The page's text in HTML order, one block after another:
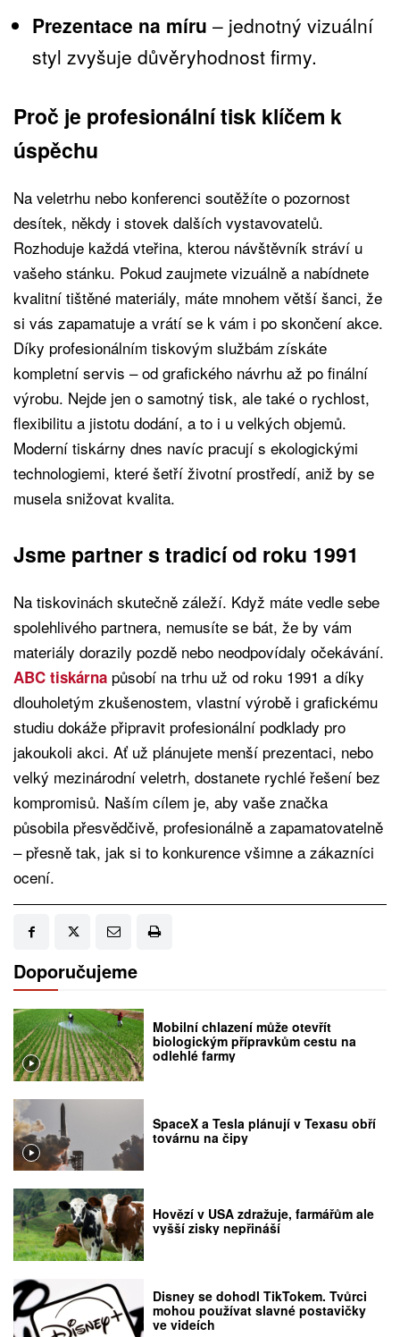
Prezentace na míru – jednotný vizuální
styl zvyšuje důvěryhodnost firmy.
Proč je profesionální tisk klíčem k
úspěchu
Na veletrhu nebo konferenci soutěžíte o pozornost
desítek, někdy i stovek dalších vystavovatelů.
Rozhoduje každá vteřina, kterou návštěvník stráví u
vašeho stánku. Pokud zaujmete vizuálně a nabídnete
kvalitní tištěné materiály, máte mnohem větší šanci, že
si vás zapamatuje a vrátí se k vám i po skončení akce.
Díky profesionálním tiskovým službám získáte
kompletní servis – od grafického návrhu až po finální
výrobu. Nejde jen o samotný tisk, ale také o rychlost,
flexibilitu a jistotu dodání, a to i u velkých objemů.
Moderní tiskárny dnes navíc pracují s ekologickými
technologiemi, které šetří životní prostředí, aniž by se
musela snižovat kvalita.
Jsme partner s tradicí od roku 1991
Na tiskovinách skutečně záleží. Když máte vedle sebe
spolehlivého partnera, nemusíte se bát, že by vám
materiály dorazily pozdě nebo neodpovídaly očekávání.
ABC tiskárna působí na trhu už od roku 1991 a díky
dlouholetým zkušenostem, vlastní výrobě i grafickému
studiu dokáže připravit profesionální podklady pro
jakoukoli akci. Ať už plánujete menší prezentaci, nebo
velký mezinárodní veletrh, dostanete rychlé řešení bez
kompromisů. Naším cílem je, aby vaše značka
působila přesvědčivě, profesionálně a zapamatovatelně
– přesně tak, jak si to konkurence všimne a zákazníci
ocení.
Doporučujeme
Mobilní chlazení může otevřít
biologickým přípravkům cestu na
odlehlé farmy
SpaceX a Tesla plánují v Texasu obří
továrnu na čipy
Hovězí v USA zdražuje, farmářům ale
vyšší zisky nepřináší
Disney se dohodl TikTokem. Tvůrci
mohou používat slavné postavičky
ve videích